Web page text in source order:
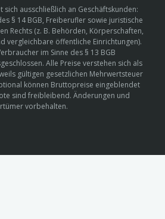
sich ausschließlich an Geschäftskunden:
§ 14 BGB, Freiberufler sowie juristische
Rechts (z. B. Behörden, Körperschaften,
vergleichbare öffentliche Einrichtungen).
im Sinne des § 13 BGB
Alle Preise verstehen sich als
gültigen gesetzlichen Mehrwertsteuer
können Bruttopreise eingeblendet
sind freibleibend. Änderungen und
vorbehalten.